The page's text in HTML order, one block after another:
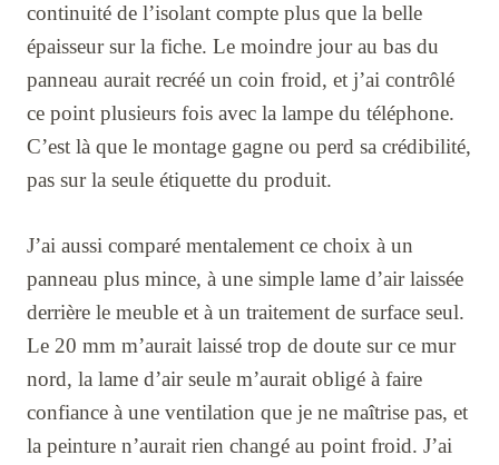
continuité de l’isolant compte plus que la belle
épaisseur sur la fiche. Le moindre jour au bas du
panneau aurait recréé un coin froid, et j’ai contrôlé
ce point plusieurs fois avec la lampe du téléphone.
C’est là que le montage gagne ou perd sa crédibilité,
pas sur la seule étiquette du produit.
J’ai aussi comparé mentalement ce choix à un
panneau plus mince, à une simple lame d’air laissée
derrière le meuble et à un traitement de surface seul.
Le 20 mm m’aurait laissé trop de doute sur ce mur
nord, la lame d’air seule m’aurait obligé à faire
confiance à une ventilation que je ne maîtrise pas, et
la peinture n’aurait rien changé au point froid. J’ai